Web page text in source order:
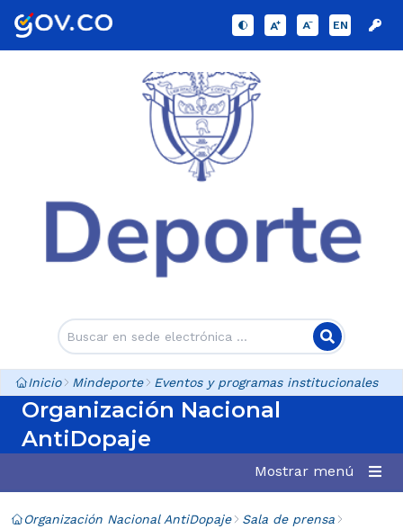
EN
Inicio Mindeporte Eventos y programas institucionales
Organización Nacional
AntiDopaje
Mostrar menú
Organización Nacional AntiDopaje
Sala de prensa